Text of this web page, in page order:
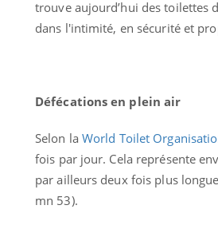
trouve aujourd’hui des toilettes
dans l'intimité, en sécurité et
Défécations en plein air
Selon la World Toilet
fois par jour. Cela représente
par ailleurs deux fois plus
mn 53).